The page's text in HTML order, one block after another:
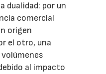
dualidad: por un
comercial
origen
el otro, una
al impacto